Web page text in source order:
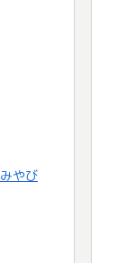
みやび